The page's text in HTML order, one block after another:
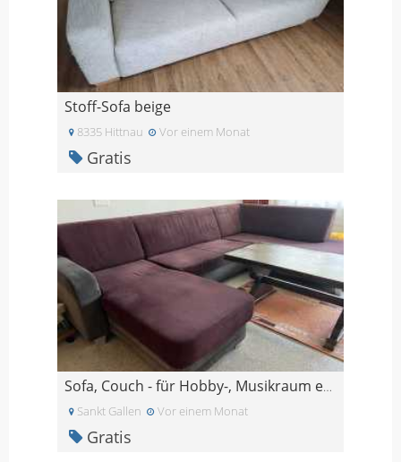
Stoff-Sofa beige
8335 Hittnau Vor einem Monat
Gratis
Sofa, Couch - für Hobby-, Musikraum etc.
Sankt Gallen Vor einem Monat
Gratis